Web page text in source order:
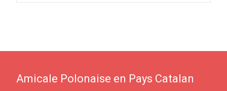
Amicale Polonaise en Pays Catalan